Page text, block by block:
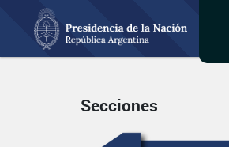
Secciones